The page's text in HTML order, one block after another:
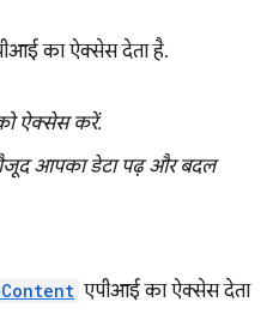
का ऐक्सेस देता है.
ऐक्सेस करें.
आपका डेटा पढ़ और बदल
एपीआई का ऐक्सेस देता